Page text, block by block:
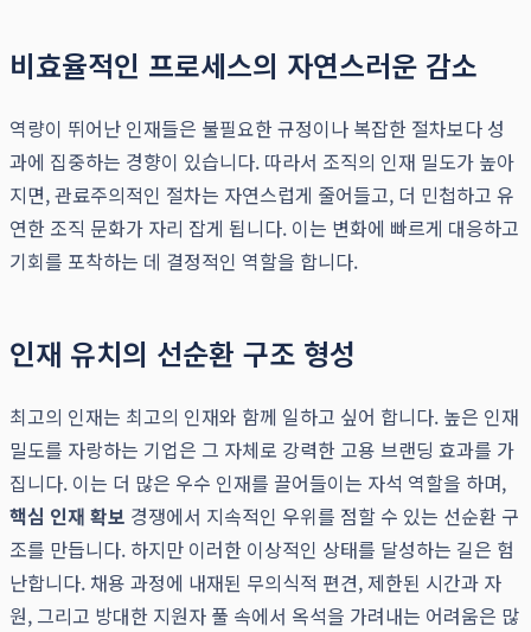
비효율적인 프로세스의 자연스러운 감소
역량이 뛰어난 인재들은 불필요한 규정이나 복잡한 절차보다 성
과에 집중하는 경향이 있습니다. 따라서 조직의 인재 밀도가 높아
지면, 관료주의적인 절차는 자연스럽게 줄어들고, 더 민첩하고 유
연한 조직 문화가 자리 잡게 됩니다. 이는 변화에 빠르게 대응하고
기회를 포착하는 데 결정적인 역할을 합니다.
인재 유치의 선순환 구조 형성
최고의 인재는 최고의 인재와 함께 일하고 싶어 합니다. 높은 인재
밀도를 자랑하는 기업은 그 자체로 강력한 고용 브랜딩 효과를 가
집니다. 이는 더 많은 우수 인재를 끌어들이는 자석 역할을 하며,
핵심 인재 확보 경쟁에서 지속적인 우위를 점할 수 있는 선순환 구
조를 만듭니다. 하지만 이러한 이상적인 상태를 달성하는 길은 험
난합니다. 채용 과정에 내재된 무의식적 편견, 제한된 시간과 자
원, 그리고 방대한 지원자 풀 속에서 옥석을 가려내는 어려움은 많